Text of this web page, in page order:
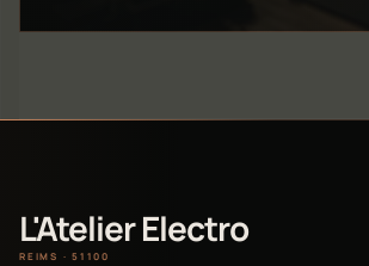
L'Atelier Electro
REIMS · 51100